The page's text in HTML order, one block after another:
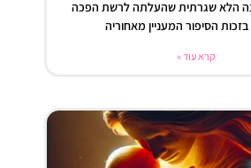
הלא שגרתית שהעלתה לרשת הפכה
בזכות הסיפור המעניין מאחוריה
קרא עוד »